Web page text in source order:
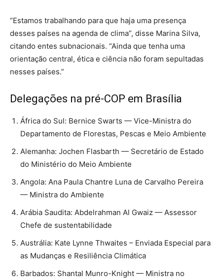
“Estamos trabalhando para que haja uma presença
desses países na agenda de clima”, disse Marina Silva,
citando entes subnacionais. “Ainda que tenha uma
orientação central, ética e ciência não foram sepultadas
nesses países.”
Delegações na pré-COP em Brasília
África do Sul: Bernice Swarts — Vice-Ministra do
Departamento de Florestas, Pescas e Meio Ambiente
⁠Alemanha: Jochen Flasbarth — Secretário de Estado
do Ministério do Meio Ambiente
⁠Angola: Ana Paula Chantre Luna de Carvalho Pereira
— Ministra do Ambiente
⁠Arábia Saudita: Abdelrahman Al Gwaiz — Assessor
Chefe de sustentabilidade
⁠Austrália: Kate Lynne Thwaites – Enviada Especial para
as Mudanças e Resiliência Climática
⁠Barbados: Shantal Munro-Knight — Ministra no